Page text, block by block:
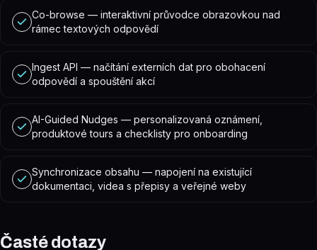
Co-browse — interaktivní průvodce obrazovkou nad
rámec textových odpovědí
Ingest API — načítání externích dat pro obohacení
odpovědí a spouštění akcí
AI-Guided Nudges — personalizovaná oznámení,
produktové tours a checklisty pro onboarding
Synchronizace obsahu — napojení na existující
dokumentaci, videa s přepisy a veřejné weby
Časté dotazy